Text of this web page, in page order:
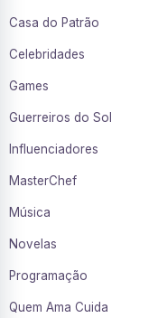
Casa do Patrão
Celebridades
Games
Guerreiros do Sol
Influenciadores
MasterChef
Música
Novelas
Programação
Quem Ama Cuida